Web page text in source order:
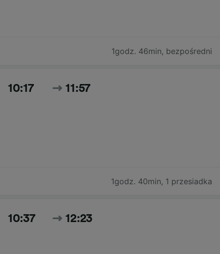
1godz. 46min, bezpośredni
10:17 11:57
1godz. 40min, 1 przesiadka
10:37 12:23